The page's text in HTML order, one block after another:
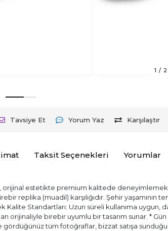
1 / 2
Tavsiye Et Yorum Yaz Karşılaştır
Taksit Seçenekleri Yorumlar
orijinal estetikte premium kalitede
replika (muadil) karşılığıdır. Şehir
Kalite Standartları: Uzun süreli kullanıma
orijinaliyle birebir uyumlu bir tasarım sunar. *
gördüğünüz tüm fotoğraflar, bizzat satışa